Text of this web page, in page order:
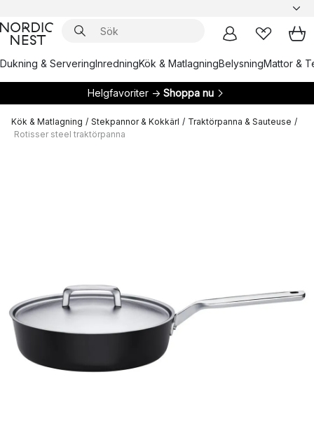
Dukning & ServeringInredningKök & MatlagningBelysningMattor &
Helgfavoriter → Shoppa nu
Kök & Matlagning / Stekpannor & Kokkärl / Traktörpanna & Sauteuse /
Rotisser steel traktörpanna